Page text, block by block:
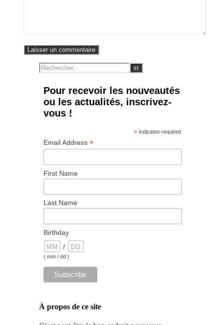
Pour recevoir les nouveautés
ou les actualités, inscrivez-
vous !
* indicates required
Email Address*
First Name
Last Name
Birthday
/
( mm / dd )
À propos de ce site